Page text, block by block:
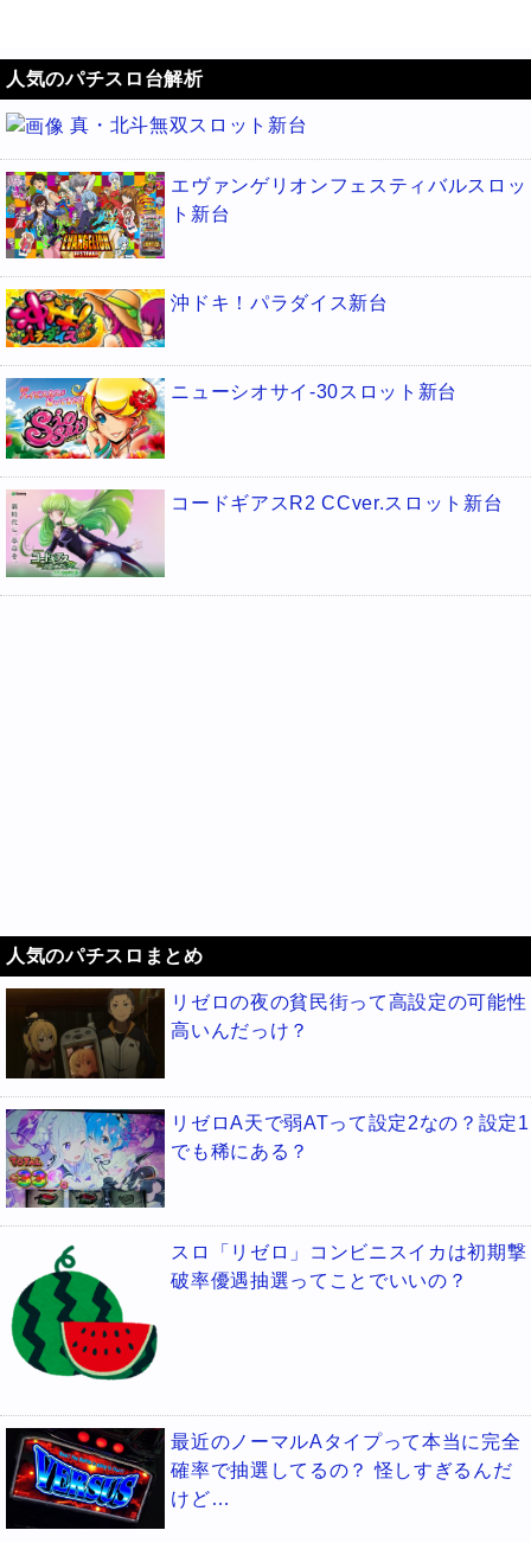
人気のパチスロ台解析
真・北斗無双スロット新台
エヴァンゲリオンフェスティバルスロッ
ト新台
沖ドキ！パラダイス新台
ニューシオサイ-30スロット新台
コードギアスR2 CCver.スロット新台
人気のパチスロまとめ
リゼロの夜の貧民街って高設定の可能性
高いんだっけ？
リゼロA天で弱ATって設定2なの？設定1
でも稀にある？
スロ「リゼロ」コンビニスイカは初期撃
破率優遇抽選ってことでいいの？
最近のノーマルAタイプって本当に完全
確率で抽選してるの？ 怪しすぎるんだ
けど…